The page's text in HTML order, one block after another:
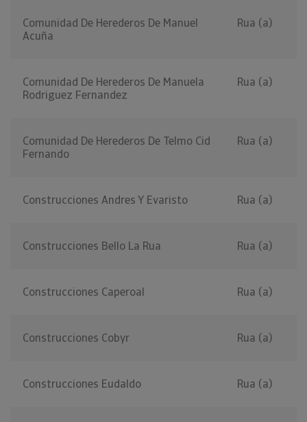
Comunidad De Herederos De Manuel
Acuña
Rua (a)
Comunidad De Herederos De Manuela
Rodriguez Fernandez
Rua (a)
Comunidad De Herederos De Telmo Cid
Fernando
Rua (a)
Construcciones Andres Y Evaristo Rua (a)
Construcciones Bello La Rua Rua (a)
Construcciones Caperoal Rua (a)
Construcciones Cobyr Rua (a)
Construcciones Eudaldo Rua (a)